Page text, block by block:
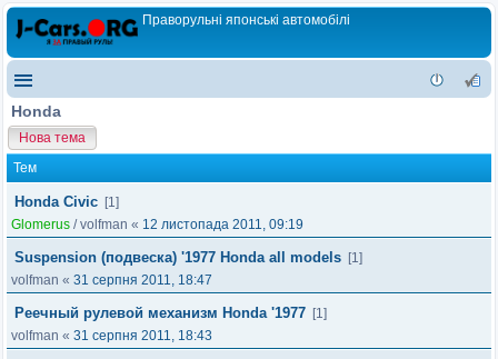
Праворульні японські автомобілі
Honda
Нова тема
Тем
Honda Civic [1]
Glomerus /volfman « 12 листопада 2011, 09:19
Suspension (подвеска) '1977 Honda all models [1]
volfman « 31 серпня 2011, 18:47
Реечный рулевой механизм Honda '1977 [1]
volfman « 31 серпня 2011, 18:43